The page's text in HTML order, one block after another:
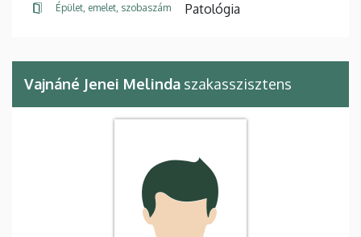
Épület, emelet, szobaszám Patológia
Vajnáné Jenei Melinda szakasszisztens